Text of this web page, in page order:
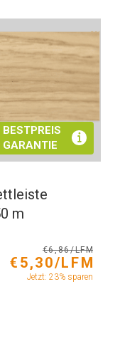
BESTPREIS
GARANTIE
m
€6,86/LFM
€5,30/LFM
Jetzt: 23% sparen